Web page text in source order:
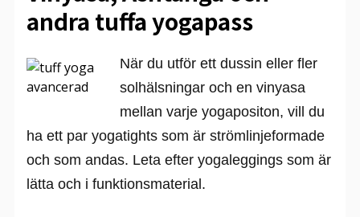
andra tuffa yogapass
När du utför ett dussin eller fler
solhälsningar och en vinyasa
mellan varje yogapositon, vill du
ha ett par yogatights som är strömlinjeformade
och som andas. Leta efter yogaleggings som är
lätta och i funktionsmaterial.